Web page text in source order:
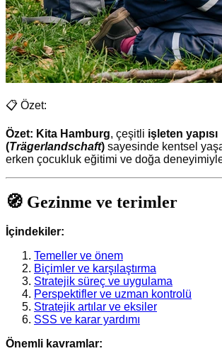
📋 Özet:
Özet: Kita Hamburg, çeşitli işleten yapısı
(Trägerlandschaft) sayesinde kentsel
erken çocukluk eğitimi ve doğa
🧭 Gezinme ve terimler
İçindekiler:
Temeller ve önem
Biçimler ve karşılaştırma
Stratejik süreç ve uygulama
Perspektifler ve uzman kontrolü
Stratejik artılar ve eksiler
SSS ve karar yardımı
Önemli kavramlar: